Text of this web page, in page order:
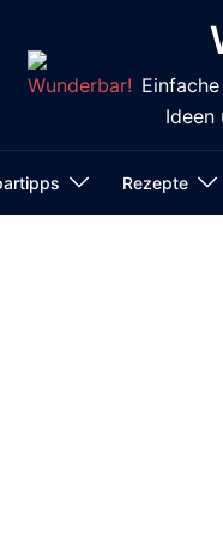
Ideen
Rezepte